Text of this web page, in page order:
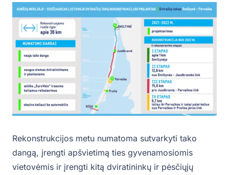
Rekonstrukcijos metu numatoma sutvarkyti tako
dangą, įrengti apšvietimą ties gyvenamosiomis
vietovėmis ir įrengti kitą dviratininkų ir pėsčiųjų